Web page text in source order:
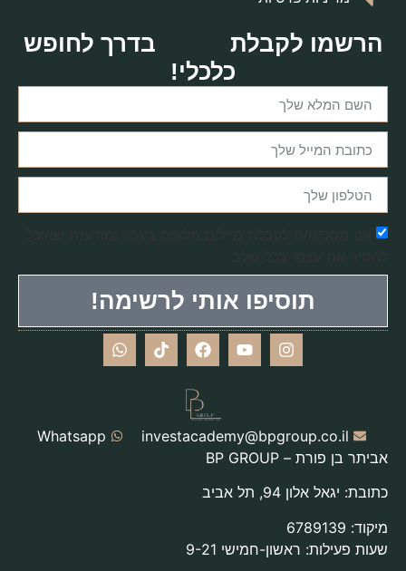
הרשמו לקבלת
בדרך לחופש
כלכלי!
תוסיפו אותי לרשימה!
investacademy@bpgroup.co.il
Whatsapp
אביתר בן פורת – BP GROUP
כתובת: יגאל אלון 94, תל אביב
מיקוד: 6789139
שעות פעילות: ראשון-חמישי 9-21